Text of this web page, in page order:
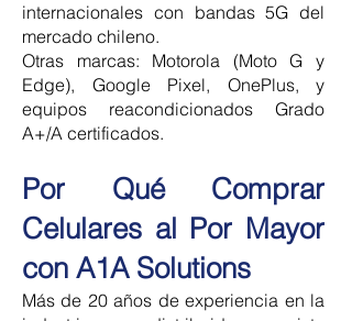
internacionales con bandas 5G del
mercado chileno.
Otras marcas: Motorola (Moto G y
Edge), Google Pixel, OnePlus, y
equipos reacondicionados Grado
A+/A certificados.
Por Qué Comprar
Celulares al Por Mayor
con A1A Solutions
Más de 20 años de experiencia en la